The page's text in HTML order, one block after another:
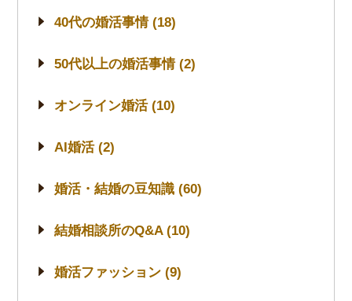
40代の婚活事情 (18)
50代以上の婚活事情 (2)
オンライン婚活 (10)
AI婚活 (2)
婚活・結婚の豆知識 (60)
結婚相談所のQ&A (10)
婚活ファッション (9)